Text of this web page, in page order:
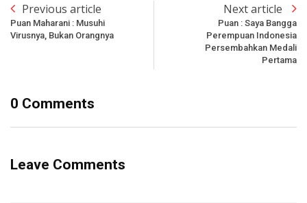
Previous article
Puan Maharani : Musuhi
Virusnya, Bukan Orangnya
Next article
Puan : Saya Bangga
Perempuan Indonesia
Persembahkan Medali
Pertama
0 Comments
Leave Comments